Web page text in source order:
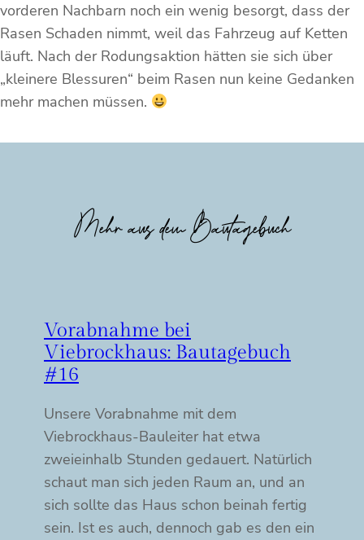
vorderen Nachbarn noch ein wenig besorgt, dass der
Rasen Schaden nimmt, weil das Fahrzeug auf Ketten
läuft. Nach der Rodungsaktion hätten sie sich über
„kleinere Blessuren“ beim Rasen nun keine Gedanken
mehr machen müssen.
Mehr aus dem Bautagebuch
Vorabnahme bei
Viebrockhaus: Bautagebuch
#16
Unsere Vorabnahme mit dem
Viebrockhaus-Bauleiter hat etwa
zweieinhalb Stunden gedauert. Natürlich
schaut man sich jeden Raum an, und an
sich sollte das Haus schon beinah fertig
sein. Ist es auch, dennoch gab es den ein